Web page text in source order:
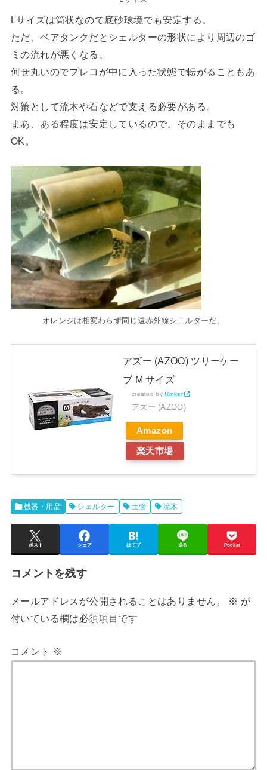
Lサイズは筒状なので底砂環境でも安定する。
ただ、ベアタンクだとシェルターの形状により周辺のゴ
ミの流れが悪くなる。
何せ丸いのでプレコが中に入った状態で転がることもあ
る。
対策として流木や石などで支える必要がある。
まあ、ある程度は安定しているので、そのままでも
OK。
オレンジは相変わらず同じ遠赤外線シェルターだ。
アズー (AZOO) ツリーケー
ブ M サイズ
created byRinker
アズー (AZOO)
Amazon
楽天市場
機器・用品 シェルター 土管 流木
ポスト シェア はてブ 送る Pocket
コメントを残す
メールアドレスが公開されることはありません。 ※ が
付いている欄は必須項目です
コメント ※